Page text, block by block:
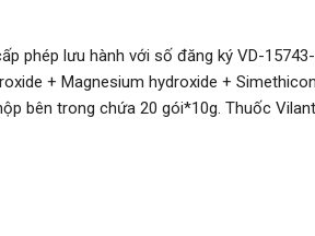
phép lưu hành với số đăng ký VD-
+ Magnesium hydroxide +
bên trong chứa 20 gói*10g. Thuốc